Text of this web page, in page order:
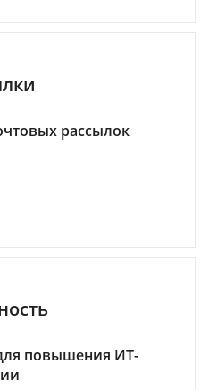
рассылок
повышения ИТ-